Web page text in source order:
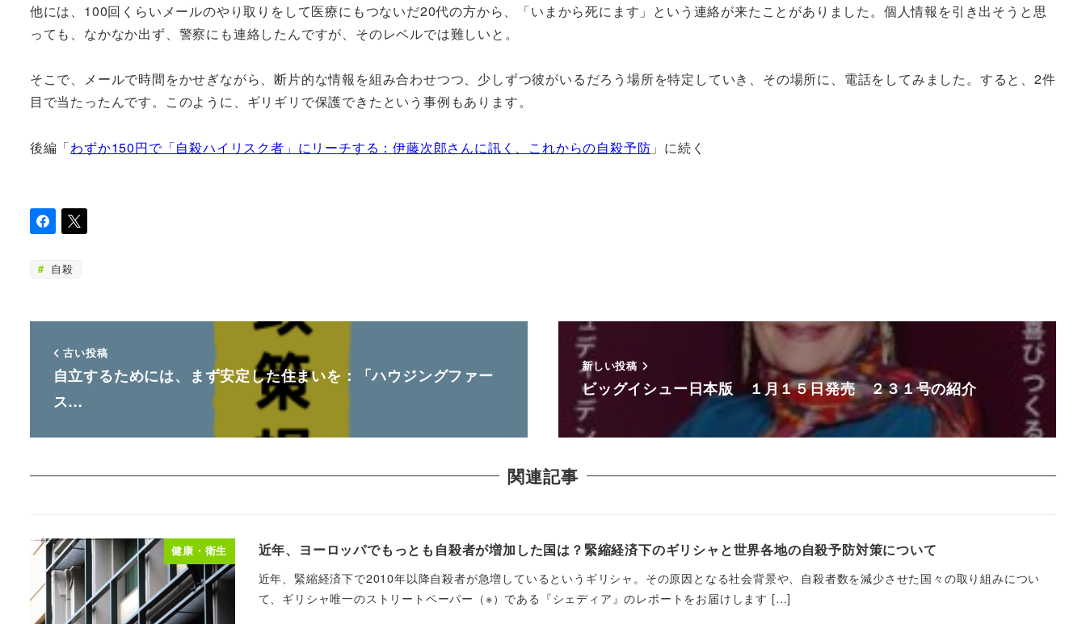
他には、100回くらいメールのやり取りをして医療にもつないだ20代の方から、「いまから死にます」という連絡が来たことがありました。個人情報を引き出そうと思
っても、なかなか出ず、警察にも連絡したんですが、そのレベルでは難しいと。
そこで、メールで時間をかせぎながら、断片的な情報を組み合わせつつ、少しずつ彼がいるだろう場所を特定していき、その場所に、電話をしてみました。すると、2件
目で当たったんです。このように、ギリギリで保護できたという事例もあります。
後編「わずか150円で「自殺ハイリスク者」にリーチする：伊藤次郎さんに訊く、これからの自殺予防 」に続く
自殺
古い投稿
自立するためには、まず安定した住まいを：「ハウジングファー
ス…
新しい投稿
ビッグイシュー日本版 １月１５日発売 ２３１号の紹介
関連記事
健康・衛生 近年、ヨーロッパでもっとも自殺者が増加した国は？緊縮経済下のギリシャと世界各地の自殺予防対策について
近年、緊縮経済下で2010年以降自殺者が急増しているというギリシャ。その原因となる社会背景や、自殺者数を減少させた国々の取り組みについ
て、ギリシャ唯一のストリートペーパー（※）である『シェディア』のレポートをお届けします […]